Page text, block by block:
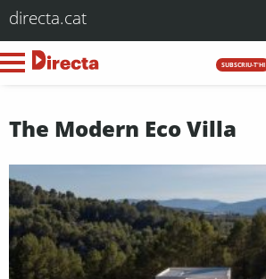
directa.cat
SUBSCRIU-T'HI
The Modern Eco Villa